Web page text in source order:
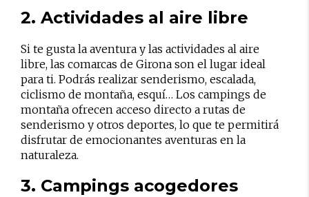
2. Actividades al aire libre
Si te gusta la aventura y las actividades al aire
libre, las comarcas de Girona son el lugar ideal
para ti. Podrás realizar senderismo, escalada,
ciclismo de montaña, esquí… Los campings de
montaña ofrecen acceso directo a rutas de
senderismo y otros deportes, lo que te permitirá
disfrutar de emocionantes aventuras en la
naturaleza.
3. Campings acogedores